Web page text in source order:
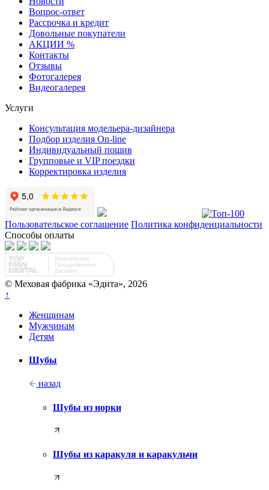
Вопрос-ответ
Рассрочка и кредит
Довольные покупатели
АКЦИИ %
Контакты
Отзывы
Фотогалерея
Видеогалерея
Услуги
Консультация модельера-дизайнера
Подбор изделия On-line
Индивидуальный пошив
Групповые и VIP поездки
Корректировка изделия
Пользовательское соглашение Политика конфиденциальности
Способы оплаты
© Меховая фабрика «Эдита», 2026
↑
Женщинам
Мужчинам
Детям
Шубы
назад
Шубы из норки
Шубы из каракуля и каракульчи